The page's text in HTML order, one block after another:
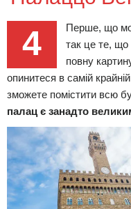
4
Перше, що
так це те, що
повну
опинитеся в самій
зможете помістити всю
палац є занадто